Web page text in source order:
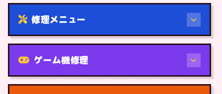
修理メニュー
機種から
ゲーム機修理